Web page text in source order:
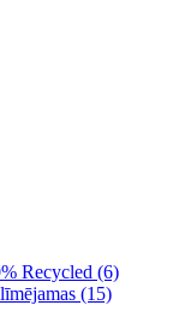
Recycled (6)
(15)